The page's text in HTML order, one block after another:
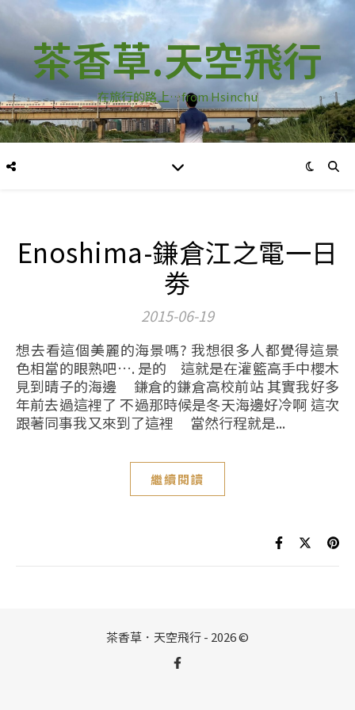
茶香草.天空飛行
在旅行的路上…from Hsinchu
Enoshima-鎌倉江之電一日
劵
2015-06-19
想去看這個美麗的海景嗎? 我想很多人都覺得這景
色相當的眼熟吧…. 是的 這就是在灌籃高手中櫻木
見到晴子的海邊 鎌倉的鎌倉高校前站 其實我好多
年前去過這裡了 不過那時候是冬天海邊好冷啊 這次
跟著同事我又來到了這裡 當然行程就是...
繼續閱讀
茶香草．天空飛行 - 2026 ©